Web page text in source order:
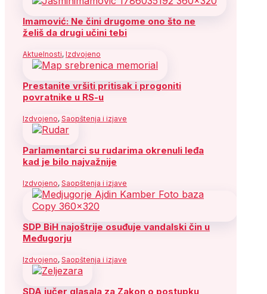
Imamović: Ne čini drugome ono što ne
želiš da drugi učini tebi
Aktuelnosti, Izdvojeno
Prestanite vršiti pritisak i progoniti
povratnike u RS-u
Izdvojeno, Saopštenja i izjave
Parlamentarci su rudarima okrenuli leđa
kad je bilo najvažnije
Izdvojeno, Saopštenja i izjave
SDP BiH najoštrije osuđuje vandalski čin u
Međugorju
Izdvojeno, Saopštenja i izjave
SDA jučer glasala za Zakon o postupku